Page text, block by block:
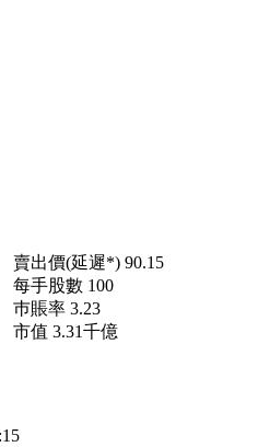
賣出價(延遲*) 90.15
每手股數 100
巿賬率 3.23
市值 3.31千億